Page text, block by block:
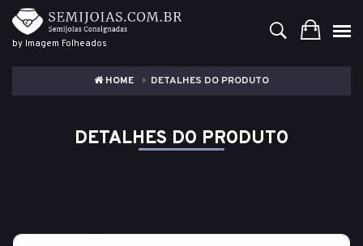
by Imagem Folheados
HOME DETALHES DO PRODUTO
DETALHES DO PRODUTO